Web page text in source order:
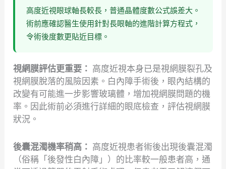
高度近視眼球軸長較長，普通晶體度數公式誤差大。
術前應確認醫生使用針對長眼軸的進階計算方程式，
令術後度數更貼近目標。
視網膜評估更重要： 高度近視本身已是視網膜裂孔及
視網膜脫落的風險因素。白內障手術後，眼內結構的
改變有可能進一步影響玻璃體，增加視網膜問題的機
率。因此術前必須進行詳細的眼底檢查，評估視網膜
狀況。
後囊混濁機率稍高： 高度近視患者術後出現後囊混濁
（俗稱「後發性白內障」）的比率較一般患者高，通